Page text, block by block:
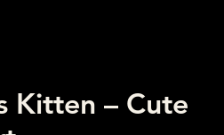
Kitten – Cute